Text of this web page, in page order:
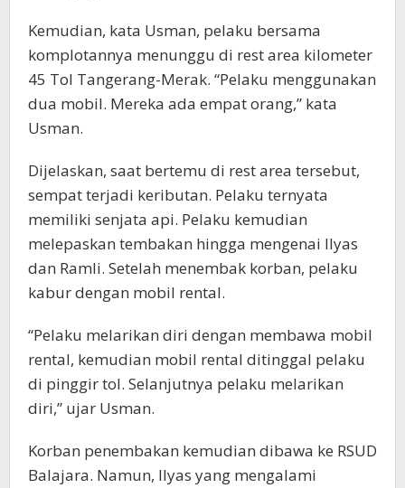
Kemudian, kata Usman, pelaku bersama
komplotannya menunggu di rest area kilometer
45 Tol Tangerang-Merak. “Pelaku menggunakan
dua mobil. Mereka ada empat orang,” kata
Usman.
Dijelaskan, saat bertemu di rest area tersebut,
sempat terjadi keributan. Pelaku ternyata
memiliki senjata api. Pelaku kemudian
melepaskan tembakan hingga mengenai Ilyas
dan Ramli. Setelah menembak korban, pelaku
kabur dengan mobil rental.
“Pelaku melarikan diri dengan membawa mobil
rental, kemudian mobil rental ditinggal pelaku
di pinggir tol. Selanjutnya pelaku melarikan
diri,” ujar Usman.
Korban penembakan kemudian dibawa ke RSUD
Balajara. Namun, Ilyas yang mengalami